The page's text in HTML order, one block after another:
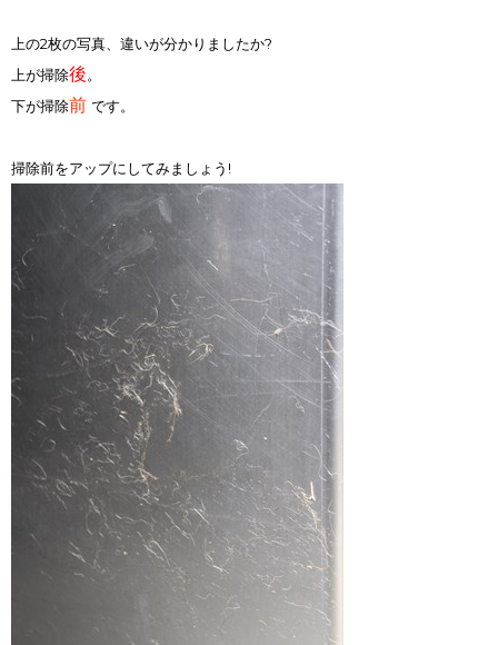
上の2枚の写真、違いが分かりましたか?
上が掃除後。
下が掃除前 です。
掃除前をアップにしてみましょう!